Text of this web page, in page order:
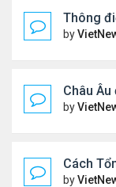
Thông
by
Châu
by
Cách
by